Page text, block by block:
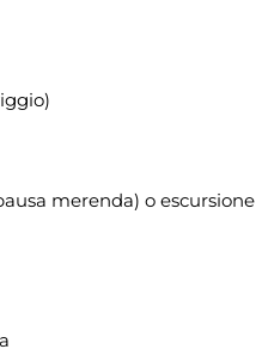
merenda) o escursione